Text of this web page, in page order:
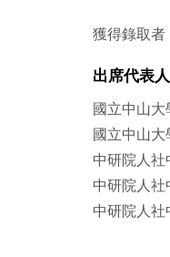
獲得錄取者
出席代表人
國立中山
國立中山
中研院人社
中研院人社
中研院人